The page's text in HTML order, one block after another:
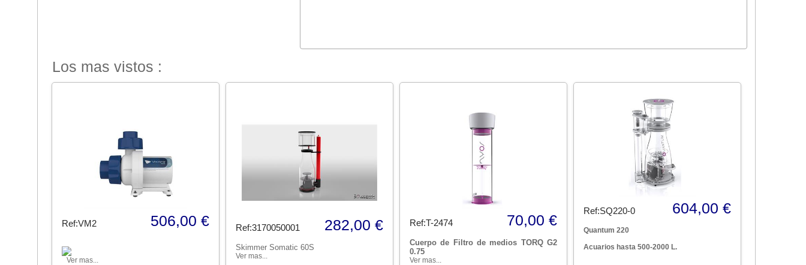
Los mas vistos :
Ref:VM2 506,00 €
Ver mas...
Ref:3170050001 282,00 €
Skimmer Somatic 60S
Ver mas...
Ref:T-2474 70,00 €
Cuerpo de Filtro de medios TORQ G2
0.75
Ver mas...
Ref:SQ220-0 604,00 €
Quantum 220
Acuarios hasta 500-2000 L.